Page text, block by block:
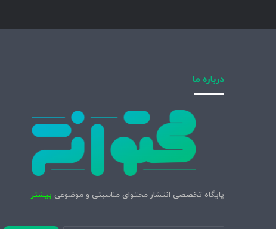
درباره ما
پایگاه تخصصی انتشار محتوای مناسبتی و موضوعی بیشتر